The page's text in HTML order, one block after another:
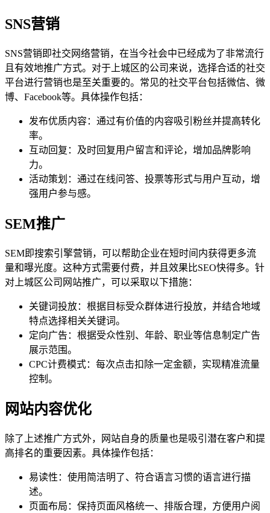
SNS营销
SNS营销即社交网络营销，在当今社会中已经成为了非常流行
且有效地推广方式。对于上城区的公司来说，选择合适的社交
平台进行营销也是至关重要的。常见的社交平台包括微信、微
博、Facebook等。具体操作包括：
发布优质内容：通过有价值的内容吸引粉丝并提高转化
率。
互动回复：及时回复用户留言和评论，增加品牌影响
力。
活动策划：通过在线问答、投票等形式与用户互动，增
强用户参与感。
SEM推广
SEM即搜索引擎营销，可以帮助企业在短时间内获得更多流
量和曝光度。这种方式需要付费，并且效果比SEO快得多。针
对上城区公司网站推广，可以采取以下措施：
关键词投放：根据目标受众群体进行投放，并结合地域
特点选择相关关键词。
定向广告：根据受众性别、年龄、职业等信息制定广告
展示范围。
CPC计费模式：每次点击扣除一定金额，实现精准流量
控制。
网站内容优化
除了上述推广方式外，网站自身的质量也是吸引潜在客户和提
高排名的重要因素。具体操作包括：
易读性：使用简洁明了、符合语言习惯的语言进行描
述。
页面布局：保持页面风格统一、排版合理，方便用户阅